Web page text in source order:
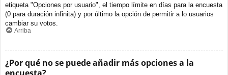
etiqueta "Opciones por usuario", el tiempo límite en días para la encuesta
(0 para duración infinita) y por último la opción de permitir a lo usuarios
cambiar su votos.
Arriba
¿Por qué no se puede añadir más opciones a la